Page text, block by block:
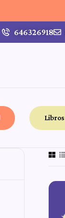
646326918
Libros